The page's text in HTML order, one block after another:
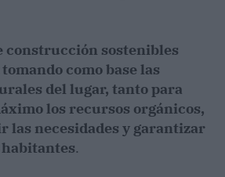
construcción sostenibles
como base las
del lugar, tanto para
los recursos orgánicos,
las necesidades y garantizar
.